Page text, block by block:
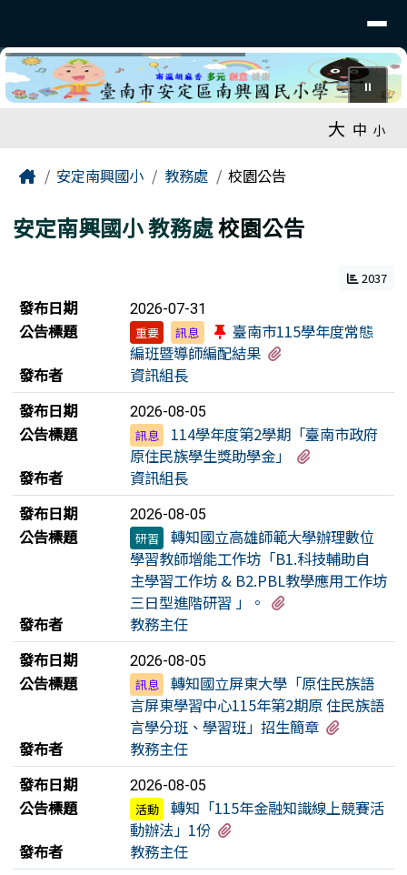
⏸
大 中 小
Home安定南興國小 教務處 校園公告
安定南興國小教務處校園公告
2037
新聞列表
發布日期 2026-07-31
公告標題 重要 訊息
臺南市115學年度常態
編班暨導師編配結果
發布者
資訊組長
發布日期
2026-08-05
公告標題 訊息
114學年度第2學期「臺南市政府
原住民族學生獎助學金」
發布者
資訊組長
發布日期
2026-08-05
公告標題 研習
轉知國立高雄師範大學辦理數位
學習教師增能工作坊「B1.科技輔助自
主學習工作坊 & B2.PBL教學應用工作坊
三日型進階研習 」。
發布者
教務主任
發布日期
2026-08-05
公告標題 訊息
轉知國立屏東大學「原住民族語
言屏東學習中心115年第2期原 住民族語
言學分班、學習班」招生簡章
發布者
教務主任
發布日期
2026-08-05
公告標題 活動
轉知「115年金融知識線上競賽活
動辦法」1份
發布者
教務主任